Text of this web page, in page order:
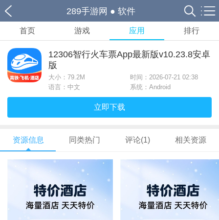
289手游网 ● 软件
首页 游戏 应用 排行
12306智行火车票App最新版v10.23.8安卓
版
大小： 79.2M
时间：2026-07-21 02:38
语言：中文
系统：Android
立即下载
资源信息 同类热门 评论(1) 相关资源